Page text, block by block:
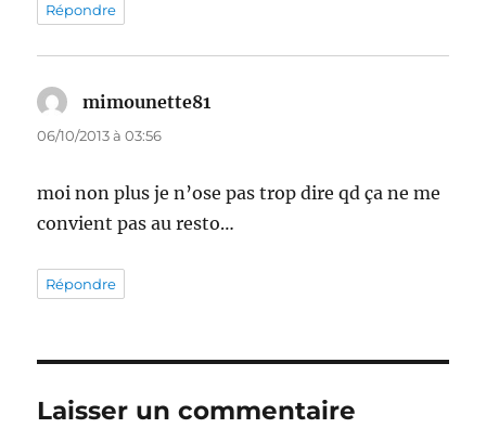
Répondre
mimounette81
06/10/2013 à 03:56
moi non plus je n’ose pas trop dire qd ça ne me
convient pas au resto…
Répondre
Laisser un commentaire